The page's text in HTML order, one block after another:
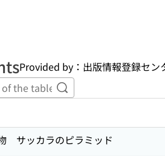
Provided by：出版情報登録セン
Perform keyword
サッカラのピラミッド